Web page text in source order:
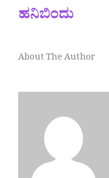
ಹನಿಬಿಂದು
About The Author